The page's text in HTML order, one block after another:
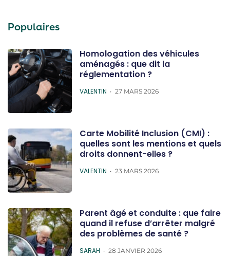
Populaires
Homologation des véhicules
aménagés : que dit la
réglementation ?
POSTED
VALENTIN 27 MARS 2026
Carte Mobilité Inclusion (CMI) :
quelles sont les mentions et quels
droits donnent-elles ?
POSTED
VALENTIN 23 MARS 2026
Parent âgé et conduite : que faire
quand il refuse d’arrêter malgré
des problèmes de santé ?
POSTED
SARAH 28 JANVIER 2026